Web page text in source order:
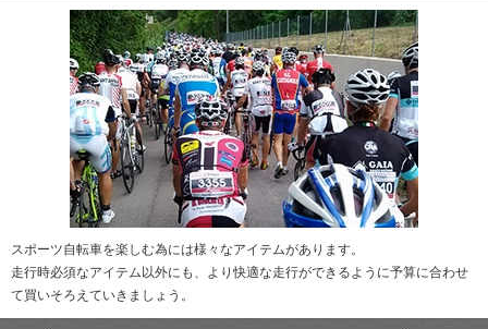
スポーツ自転車を楽しむ為には様々なアイテムがあります。
走行時必須なアイテム以外にも、より快適な走行ができるように予算に合わせ
て買いそろえていきましょう。